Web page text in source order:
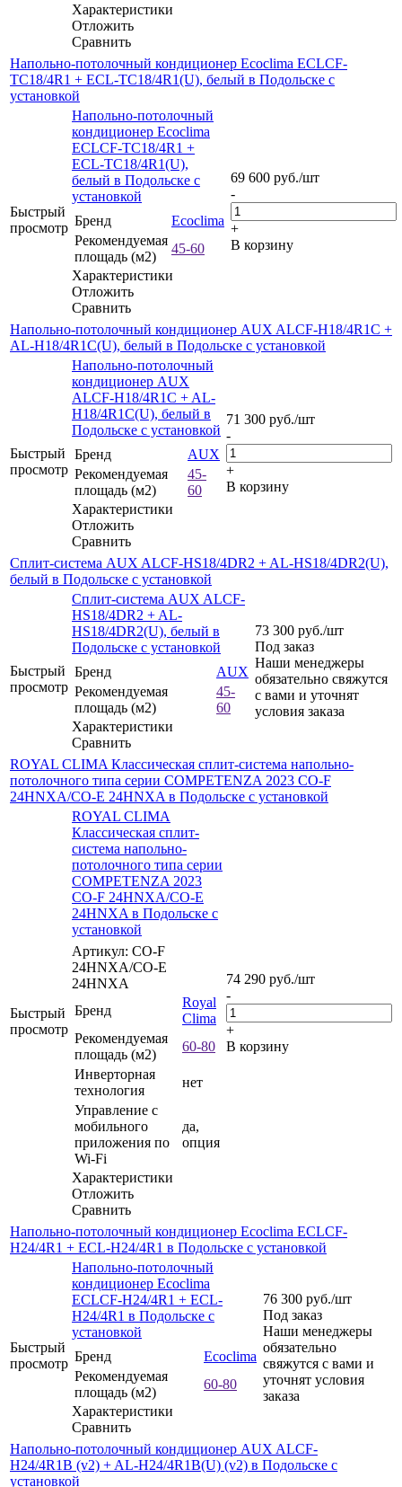
Характеристики
Отложить
Сравнить
Напольно-потолочный кондиционер Ecoclima ECLCF-
TC18/4R1 + ECL-TC18/4R1(U), белый в Подольске с
установкой
Быстрый
просмотр
Напольно-потолочный
кондиционер Ecoclima
ECLCF-TC18/4R1 +
ECL-TC18/4R1(U),
белый в Подольске с
установкой
Бренд
Ecoclima
Рекомендуемая
площадь (м2)
45-60
Характеристики
Отложить
Сравнить
69 600 руб./шт
-
+
В корзину
Напольно-потолочный кондиционер AUX ALCF-H18/4R1C +
AL-H18/4R1C(U), белый в Подольске с установкой
Быстрый
просмотр
Напольно-потолочный
кондиционер AUX
ALCF-H18/4R1C + AL-
H18/4R1C(U), белый в
Подольске с установкой
Бренд
AUX
Рекомендуемая
площадь (м2)
45-
60
Характеристики
Отложить
Сравнить
71 300 руб./шт
-
+
В корзину
Сплит-система AUX ALCF-HS18/4DR2 + AL-HS18/4DR2(U),
белый в Подольске с установкой
Быстрый
просмотр
Сплит-система AUX ALCF-
HS18/4DR2 + AL-
HS18/4DR2(U), белый в
Подольске с установкой
Бренд
AUX
Рекомендуемая
площадь (м2)
45-
60
Характеристики
Сравнить
73 300 руб./шт
Под заказ
Наши менеджеры
обязательно свяжутся
с вами и уточнят
условия заказа
ROYAL CLIMA Классическая сплит-система напольно-
потолочного типа серии COMPETENZA 2023 CO-F
24HNXA/CO-E 24HNXA в Подольске с установкой
Быстрый
просмотр
ROYAL CLIMA
Классическая сплит-
система напольно-
потолочного типа серии
COMPETENZA 2023
CO-F 24HNXA/CO-E
24HNXA в Подольске с
установкой
Артикул: CO-F
24HNXA/CO-E
24HNXA
Бренд
Royal
Clima
Рекомендуемая
площадь (м2)
60-80
Инверторная
технология
нет
Управление c
мобильного
приложения по
Wi-Fi
да,
опция
Характеристики
Отложить
Сравнить
74 290 руб./шт
-
+
В корзину
Напольно-потолочный кондиционер Ecoclima ECLCF-
H24/4R1 + ECL-H24/4R1 в Подольске с установкой
Быстрый
просмотр
Напольно-потолочный
кондиционер Ecoclima
ECLCF-H24/4R1 + ECL-
H24/4R1 в Подольске с
установкой
Бренд
Ecoclima
Рекомендуемая
площадь (м2)
60-80
Характеристики
Сравнить
76 300 руб./шт
Под заказ
Наши менеджеры
обязательно
свяжутся с вами и
уточнят условия
заказа
Напольно-потолочный кондиционер AUX ALCF-
H24/4R1B (v2) + AL-H24/4R1B(U) (v2) в Подольске с
установкой